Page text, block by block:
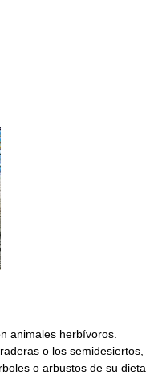
animales herbívoros.
o los semidesiertos,
o arbustos de su dieta